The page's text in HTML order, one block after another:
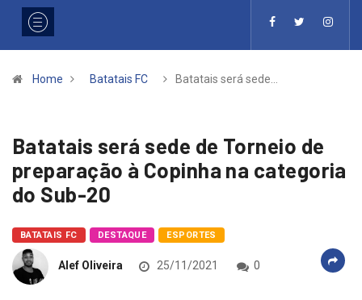
Home Batatais FC Batatais será sede…
Batatais será sede de Torneio de
preparação à Copinha na categoria
do Sub-20
BATATAIS FC DESTAQUE ESPORTES
Alef Oliveira 25/11/2021 0